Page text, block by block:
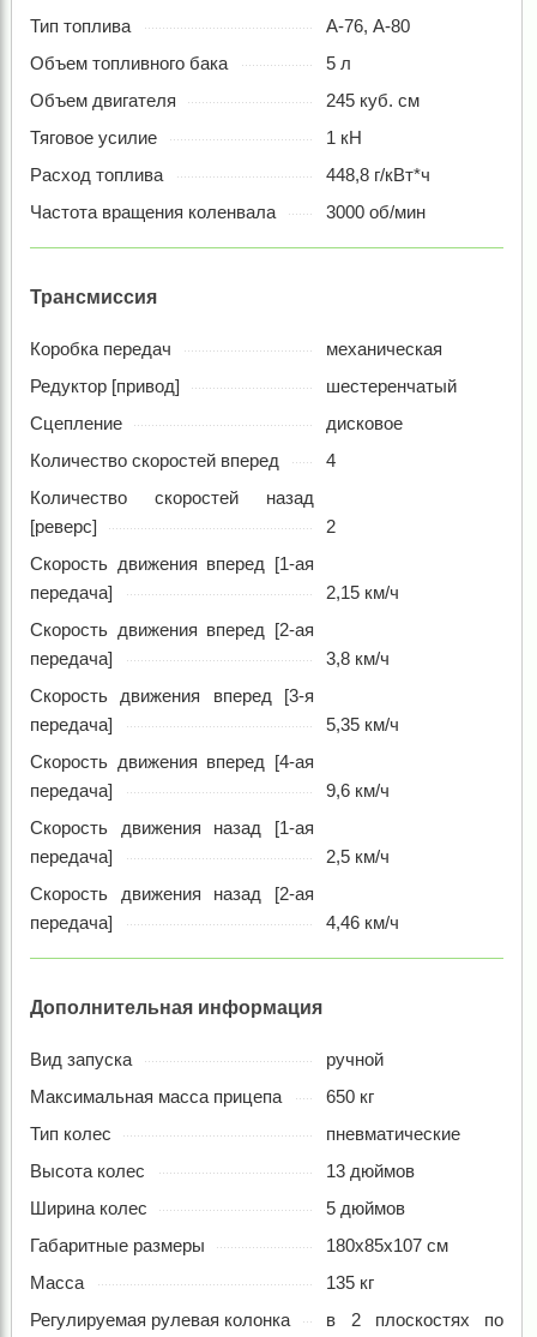
Тип топлива
А-76, А-80
Объем топливного бака
5 л
Объем двигателя
245 куб. см
Тяговое усилие
1 кН
Расход топлива
448,8 г/кВт*ч
Частота вращения коленвала
3000 об/мин
Трансмиссия
Коробка передач
механическая
Редуктор [привод]
шестеренчатый
Сцепление
дисковое
Количество скоростей вперед
4
Количество скоростей назад
[реверс]
2
Скорость движения вперед [1-ая
передача]
2,15 км/ч
Скорость движения вперед [2-ая
передача]
3,8 км/ч
Скорость движения вперед [3-я
передача]
5,35 км/ч
Скорость движения вперед [4-ая
передача]
9,6 км/ч
Скорость движения назад [1-ая
передача]
2,5 км/ч
Скорость движения назад [2-ая
передача]
4,46 км/ч
Дополнительная информация
Вид запуска
ручной
Максимальная масса прицепа
650 кг
Тип колес
пневматические
Высота колес
13 дюймов
Ширина колес
5 дюймов
Габаритные размеры
180x85x107 см
Масса
135 кг
Регулируемая рулевая колонка
в 2 плоскостях по